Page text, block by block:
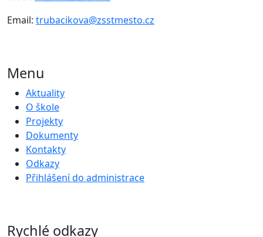
Email: trubacikova@zsstmesto.cz
Menu
Aktuality
O škole
Projekty
Dokumenty
Kontakty
Odkazy
Přihlášení do administrace
Rychlé odkazy